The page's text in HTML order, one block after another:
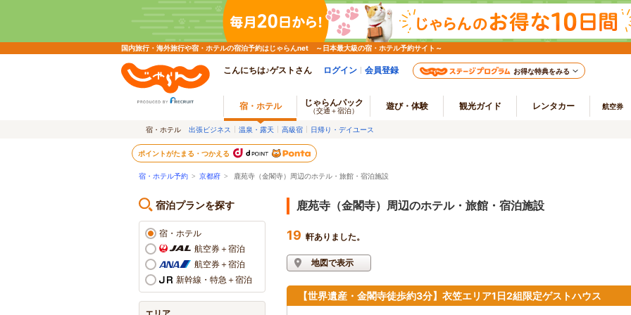
国内旅行・海外旅行や宿・ホテルの宿泊予約はじゃらんnet ～日本最大級の宿・ホテル予約サイト～
こんにちは♪ゲストさん ログイン 会員登録 お得な特典をみる
宿・ホテル じゃらんパック
（交通＋宿泊） 遊び・体験 観光ガイド レンタカー 航空券
宿・ホテル 出張ビジネス 温泉・露天 高級宿 日帰り・デイユース
ポイントがたまる・つかえる
宿・ホテル予約 > 京都府 > 鹿苑寺（金閣寺）周辺のホテル・旅館・宿泊施設
宿泊プランを探す
宿・ホテル
航空券＋宿泊
航空券＋宿泊
新幹線・特急＋宿泊
鹿苑寺（金閣寺）周辺のホテル・旅館・宿泊施設
19 軒ありました。
地図で表示
【世界遺産・金閣寺徒歩約3分】衣笠エリア1日2組限定ゲストハウス